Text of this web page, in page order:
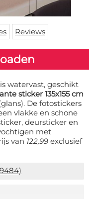
Reviews
is watervast, geschikt
sticker 135x155 cm
De fotostickers
vlakke en schone
deursticker en
met
van 122,99 exclusief